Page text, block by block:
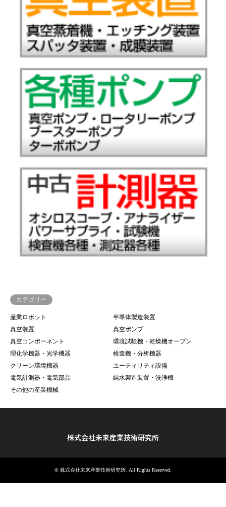
カテゴリー
産業ロボット
半導体製造装置
真空装置
真空ポンプ
真空コンポーネント
環境試験機・乾燥機オーブン
理化学機器・光学機器
検査機・分析機器
クリーン環境機器
ユーティリティ設備
電気計測器・電気部品
純水製造装置・洗浄機
その他の産業機械
株式会社未来産業技術研究所
© 株式会社未来産業技術研究所 . All Rights Reserved.